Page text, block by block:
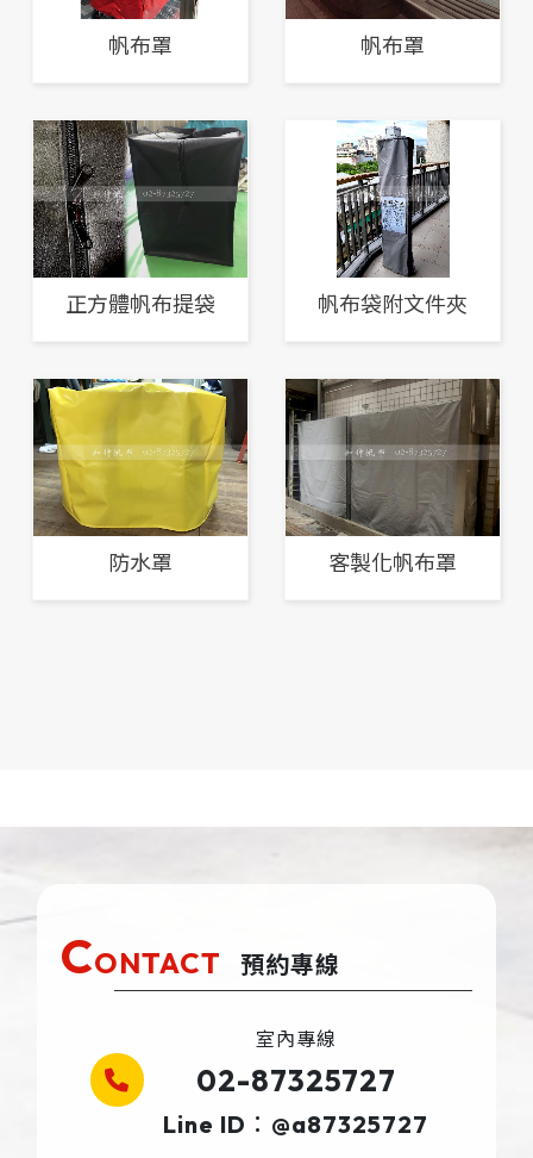
帆布罩 帆布罩
正方體帆布提袋 帆布袋附文件夾
防水罩 客製化帆布罩
CONTACT 預約專線
室內專線
02-87325727
Line ID：@a87325727